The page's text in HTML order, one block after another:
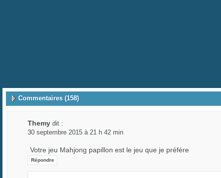
Commentaires (158)
Themy dit :
30 septembre 2015 à 21 h 42 min
Votre jeu Mahjong papillon est le jeu que je préfére
Répondre